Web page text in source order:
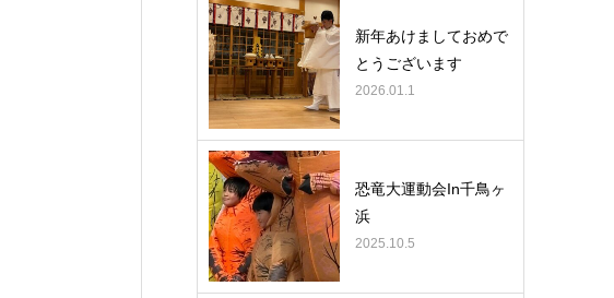
新年あけましておめで
とうございます
2026.01.1
恐竜大運動会In千鳥ヶ
浜
2025.10.5